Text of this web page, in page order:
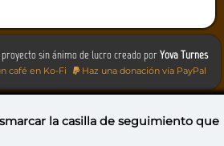
proyecto sin ánimo de lucro creado porYova Turnes
café en Ko-Fi Haz una donación vía PayPal
la casilla de seguimiento que